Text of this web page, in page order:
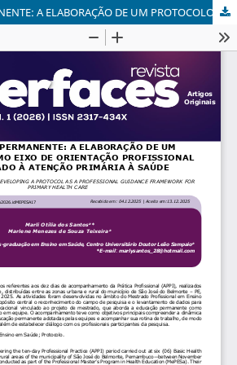
EDUCAÇÃO PERMANENTE: A ELABORAÇÃO DE UM PROTOCOLO COMO EIXO DE ORIENTAÇÃO PROFISSIONAL DIRECIONADO À ATENÇÃO PRIMÁRIA À SAÚDE